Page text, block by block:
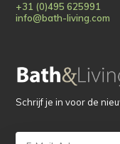
+31 (0)495 625991
info@bath-living.com
Schrijf je in voor de